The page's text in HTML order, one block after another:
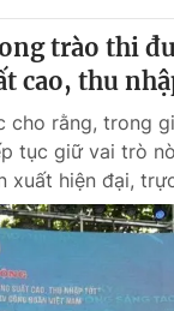
trào thi
cao, thu
cho rằng, trong
tục giữ vai trò
xuất hiện đại,